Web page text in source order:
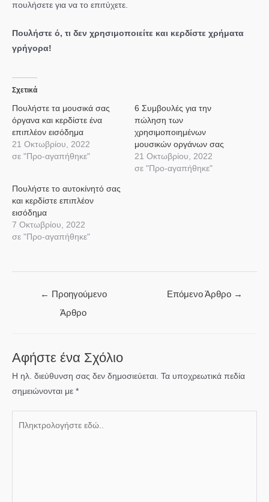
πουλήσετε για να το επιτύχετε.
Πουλήστε ό, τι δεν χρησιμοποιείτε και κερδίστε χρήματα
γρήγορα!
Σχετικά
Πουλήστε τα μουσικά σας
όργανα και κερδίστε ένα
επιπλέον εισόδημα
21 Οκτωβρίου, 2022
σε "Προ-αγαπήθηκε"
6 Συμβουλές για την
πώληση των
χρησιμοποιημένων
μουσικών οργάνων σας
21 Οκτωβρίου, 2022
σε "Προ-αγαπήθηκε"
Πουλήστε το αυτοκίνητό σας
και κερδίστε επιπλέον
εισόδημα
7 Οκτωβρίου, 2022
σε "Προ-αγαπήθηκε"
← Προηγούμενο
Άρθρο
Επόμενο Άρθρο →
Αφήστε ένα Σχόλιο
Η ηλ. διεύθυνση σας δεν δημοσιεύεται. Τα υποχρεωτικά πεδία
σημειώνονται με *